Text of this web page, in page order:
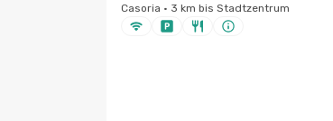
Casoria · 3 km bis Stadtzentrum